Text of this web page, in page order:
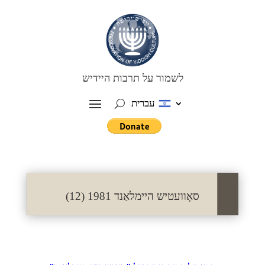
לשמור על תרבות היידיש
עברית
סאָוועטיש היימלאַנד 1981 (12)